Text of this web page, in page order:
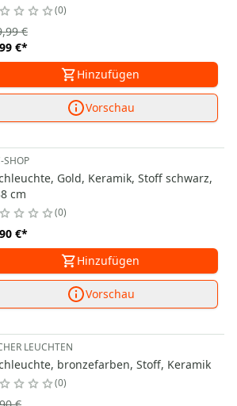
0
€*
€
Hinzufügen
Vorschau
SHOP
Gold, Keramik, Stoff schwarz,
cm
0
€*
Hinzufügen
Vorschau
LEUCHTEN
bronzefarben, Stoff, Keramik
0